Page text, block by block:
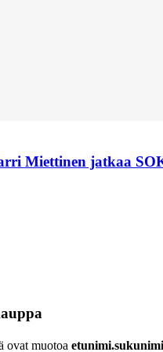
Miettinen jatkaa
ovat muotoa